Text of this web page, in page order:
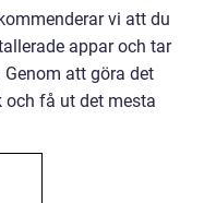
vi att du
appar och tar
att göra det
och få ut det mesta